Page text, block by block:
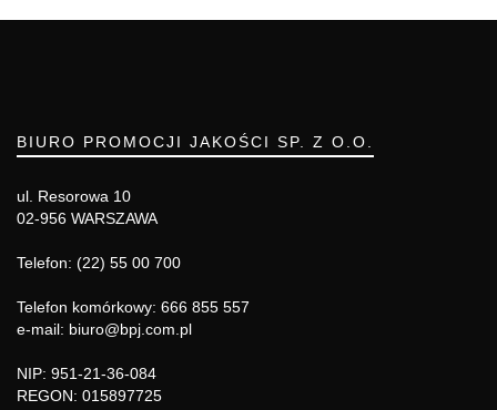
BIURO PROMOCJI JAKOŚCI SP. Z O.O.
ul. Resorowa 10
02-956 WARSZAWA
Telefon: (22) 55 00 700
Telefon komórkowy: 666 855 557
e-mail: biuro@bpj.com.pl
NIP: 951-21-36-084
REGON: 015897725